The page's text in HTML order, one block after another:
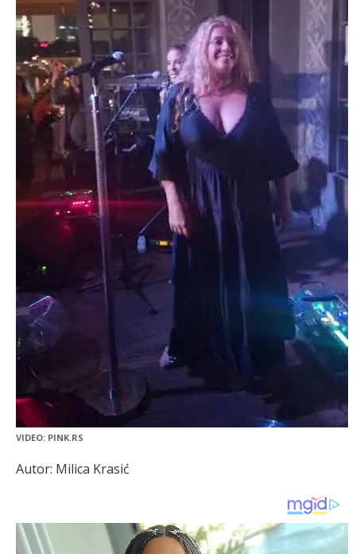
VIDEO: PINK.RS
Autor: Milica Krasić